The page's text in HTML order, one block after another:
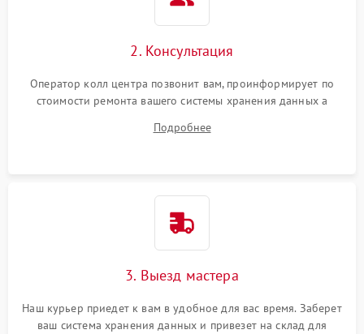
2. Консультация
Оператор колл центра позвонит вам, проинформирует по
стоимости ремонта вашего системы хранения данных а
Подробнее
3. Выезд мастера
Наш курьер приедет к вам в удобное для вас время. Заберет
ваш система хранения данных и привезет на склад для